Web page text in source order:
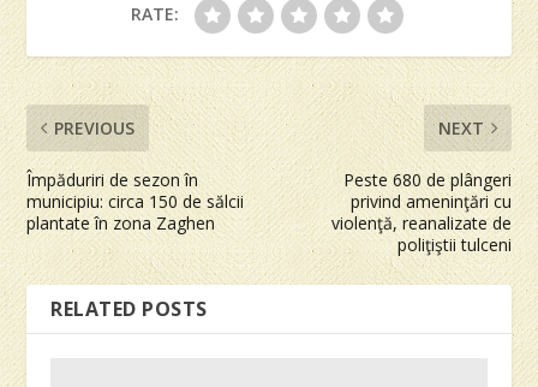
RATE:
PREVIOUS
Împăduriri de sezon în
municipiu: circa 150 de sălcii
plantate în zona Zaghen
NEXT
Peste 680 de plângeri
privind ameninţări cu
violenţă, reanalizate de
poliţiştii tulceni
RELATED POSTS